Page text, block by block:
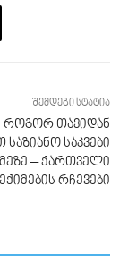
შემდეგი სტატია
როგორ თავიდან
საკვები
– ქართველი
ექიმების რჩევები